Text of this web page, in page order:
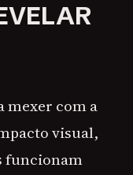
mexer com a
visual,
funcionam